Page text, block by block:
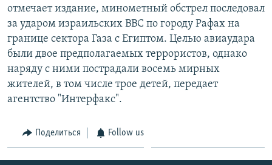
отмечает издание, минометный обстрел последовал
за ударом израильских ВВС по городу Рафах на
границе сектора Газа с Египтом. Целью авиаудара
были двое предполагаемых террористов, однако
наряду с ними пострадали восемь мирных
жителей, в том числе трое детей, передает
агентство "Интерфакс".
Поделиться Follow us